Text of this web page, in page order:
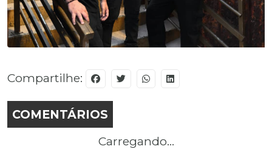
Compartilhe:
COMENTÁRIOS
Carregando...